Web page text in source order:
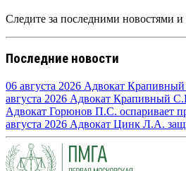
Следите за последними новостями
Последние новости
06 августа 2026 Адвокат Крапивный
августа 2026 Адвокат Крапивный
Адвокат Горюнов П.С. оспаривает
августа 2026 Адвокат Цинк Л.А.